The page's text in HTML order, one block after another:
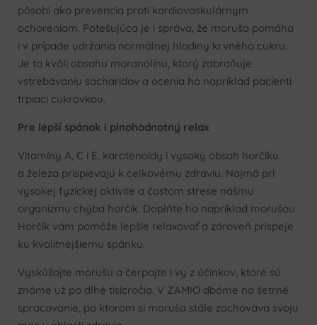
pôsobí ako prevencia proti kardiovaskulárnym
ochoreniam. Potešujúca je i správa, že moruša pomáha
i v prípade udržania normálnej hladiny krvného cukru.
Je to kvôli obsahu moranolínu, ktorý zabraňuje
vstrebávaniu sacharidov a ocenia ho napríklad pacienti
trpiaci cukrovkou.
Pre lepší spánok i plnohodnotný relax
Vitamíny A, C i E, karotenoidy i vysoký obsah horčíku
a železa prispievajú k celkovému zdraviu. Najmä pri
vysokej fyzickej aktivite a častom strese nášmu
organizmu chýba horčík. Doplňte ho napríklad morušou.
Horčík vám pomôže lepšie relaxovať a zároveň prispeje
ku kvalitnejšiemu spánku.
Vyskúšajte morušu a čerpajte i vy z účinkov, ktoré sú
známe už po dlhé tisícročia. V ZAMIO dbáme na šetrné
spracovanie, po ktorom si moruša stále zachováva svoju